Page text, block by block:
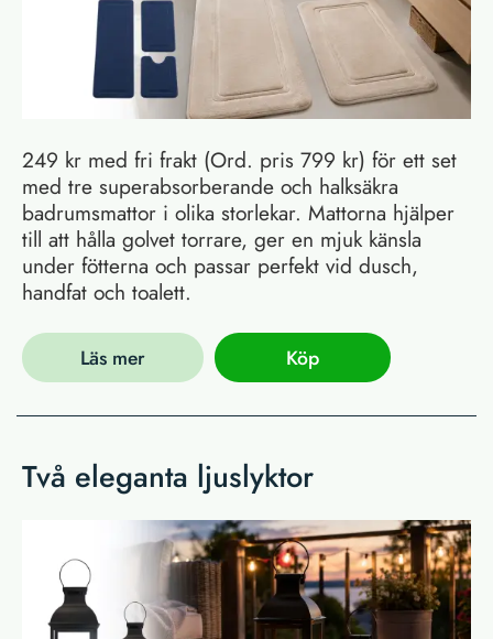
249 kr med fri frakt (Ord. pris 799 kr) för ett set
med tre superabsorberande och halksäkra
badrumsmattor i olika storlekar. Mattorna hjälper
till att hålla golvet torrare, ger en mjuk känsla
under fötterna och passar perfekt vid dusch,
handfat och toalett.
Läs mer Köp
Två eleganta ljuslyktor